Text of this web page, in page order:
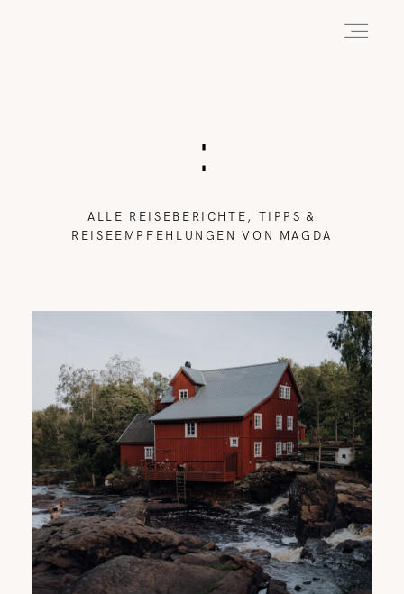
:
ALLE REISEBERICHTE, TIPPS &
REISEEMPFEHLUNGEN VON MAGDA
WILDLIFE
REISETIPPS
SHOP